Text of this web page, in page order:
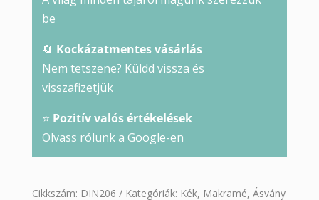
be
🔄 Kockázatmentes vásárlás
Nem tetszene? Küldd vissza és
visszafizetjük
⭐ Pozitív valós értékelések
Olvass rólunk a Google-en
Cikkszám: DIN206 Kategóriák: Kék, Makramé, Ásvány